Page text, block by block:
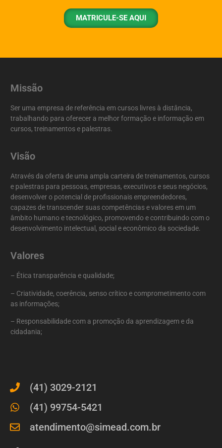
MATRICULE-SE AQUI
(41) 3029-2121
(41) 99754-5421
atendimento@simead.com.br
Missão
Ser uma empresa de referência em cursos livres à distância,
trabalhando para oferecer a melhor formação e informação em
cursos, treinamentos e palestras.
Visão
Através da oferta de uma ampla carteira de treinamentos, cursos
e palestras para pessoas, empresas, executivos e seus negócios,
desenvolver o potencial de profissionais empreendedores,
capazes de transcender suas competências e valores em um
âmbito humano e tecnológico, promovendo e contribuindo com o
desenvolvimento intelectual, social e econômico da sociedade.
Valores
– Ética transparência e qualidade;
– Criatividade, coerência, senso crítico e comprometimento com
as informações;
– Responsabilidade com a promoção da aprendizagem e da
cidadania;